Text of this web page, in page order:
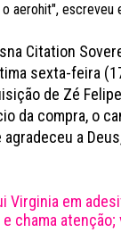
aerohit", escreveu
Citation
sexta-feira
de Zé
da compra, o
a
Virginia em
chama atenção;